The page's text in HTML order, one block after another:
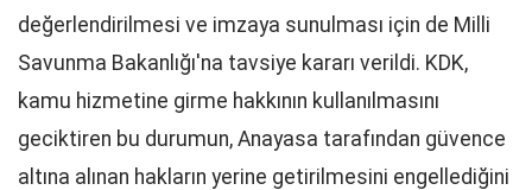
değerlendirilmesi ve imzaya sunulması için de Milli
Savunma Bakanlığı'na tavsiye kararı verildi. KDK,
kamu hizmetine girme hakkının kullanılmasını
geciktiren bu durumun, Anayasa tarafından güvence
altına alınan hakların yerine getirilmesini engellediğini